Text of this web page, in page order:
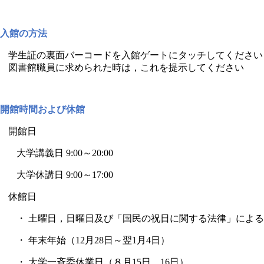
入館の方法
学生証の裏面バーコードを入館ゲートにタッチしてください
図書館職員に求められた時は，これを提示してください
開館時間および休館
開館日
大学講義日 9:00～ 20:00
大学休講日 9:00～ 17:00
休館日
・ 土曜日，日曜日及び「国民の祝日に関する法律」によ
・ 年末年始（12 月 28日～翌1 月 4日）
・ 大学一斉委休業日（８月15日、16日）